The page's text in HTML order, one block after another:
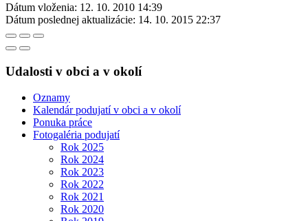
Dátum vloženia: 12. 10. 2010 14:39
Dátum poslednej aktualizácie: 14. 10. 2015 22:37
Udalosti v obci a v okolí
Oznamy
Kalendár podujatí v obci a v okolí
Ponuka práce
Fotogaléria podujatí
Rok 2025
Rok 2024
Rok 2023
Rok 2022
Rok 2021
Rok 2020